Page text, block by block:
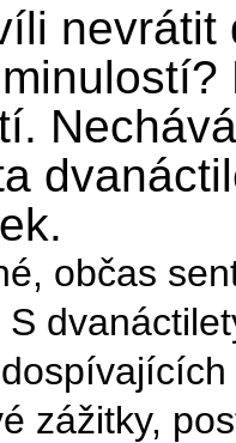
občas
zážitky,